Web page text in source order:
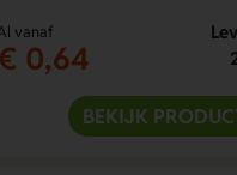
vanaf
0,64
BEKIJK